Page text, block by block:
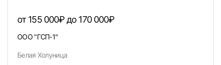
от 155 000₽ до 170 000₽
ООО "ГСП-1"
Белая Холуница